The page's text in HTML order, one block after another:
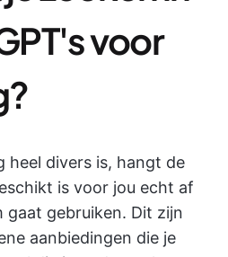
voor
heel divers is, hangt de
is voor jou echt af
gaat gebruiken. Dit zijn
aanbiedingen die je